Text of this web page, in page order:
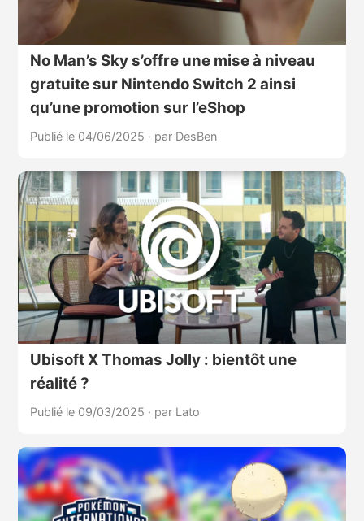
No Man’s Sky s’offre une mise à niveau
gratuite sur Nintendo Switch 2 ainsi
qu’une promotion sur l’eShop
Publié le 04/06/2025 · par DesBen
Ubisoft X Thomas Jolly : bientôt une
réalité ?
Publié le 09/03/2025 · par Lato